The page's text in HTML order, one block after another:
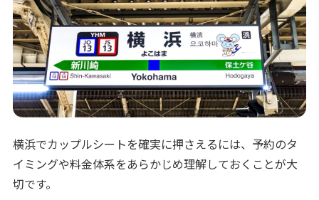
横浜でカップルシートを確実に押さえるには、予約のタ
イミングや料金体系をあらかじめ理解しておくことが大
切です。